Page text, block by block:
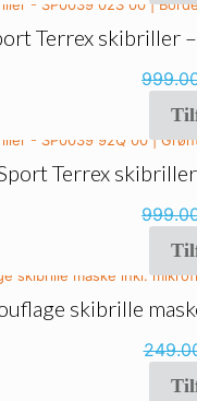
Terrex skibriller
Terrex
skibrille